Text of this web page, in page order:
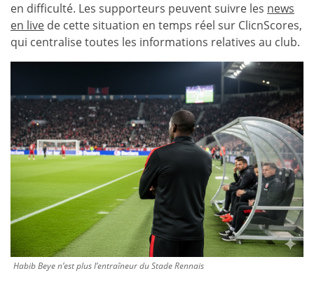
en difficulté. Les supporteurs peuvent suivre les news
en live de cette situation en temps réel sur ClicnScores,
qui centralise toutes les informations relatives au club.
Habib Beye n’est plus l’entraîneur du Stade Rennais